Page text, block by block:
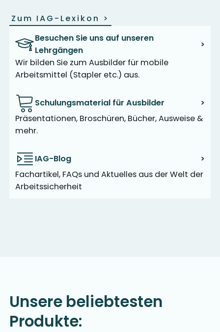
Zum IAG-Lexikon >
Besuchen Sie uns auf unseren
Lehrgängen
>
Wir bilden Sie zum Ausbilder für mobile
Arbeitsmittel (Stapler etc.) aus.
Schulungsmaterial für Ausbilder
>
Präsentationen, Broschüren, Bücher, Ausweise &
mehr.
IAG-Blog
>
Fachartikel, FAQs und Aktuelles aus der Welt der
Arbeitssicherheit
Unsere beliebtesten
Produkte: